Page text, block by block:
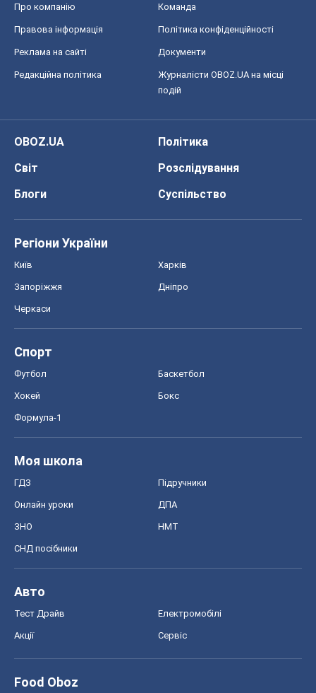
Про компанію Команда
Правова інформація Політика конфіденційності
Реклама на сайті Документи
Редакційна політика
Журналісти OBOZ.UA на місці
подій
OBOZ.UA
Політика
Світ
Розслідування
Блоги
Суспільство
Регіони України
Київ Харків
Запоріжжя Дніпро
Черкаси
Спорт
Футбол Баскетбол
Хокей Бокс
Формула-1
Моя школа
ГДЗ Підручники
Онлайн уроки ДПА
ЗНО НМТ
СНД посібники
Авто
Тест Драйв Електромобілі
Акції Сервіс
Food Oboz